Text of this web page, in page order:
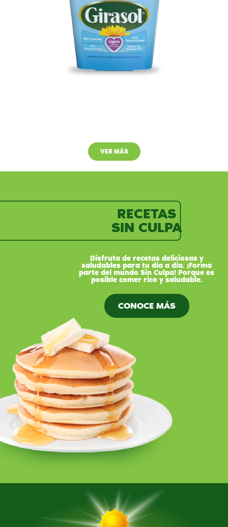
VER MÁS
RECETAS
SIN CULPA
Disfruta de recetas deliciosas y
saludables para tu día a día. ¡Forma
parte del mundo Sin Culpa! Porque es
posible comer rico y saludable.
CONOCE MÁS